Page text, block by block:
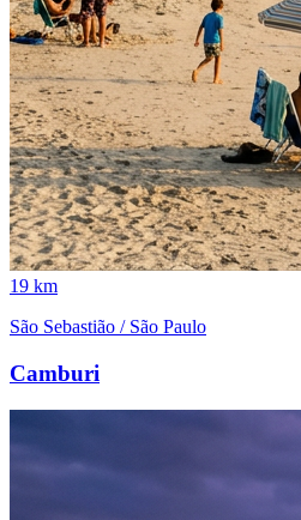
19 km
São Sebastião / São Paulo
Camburi